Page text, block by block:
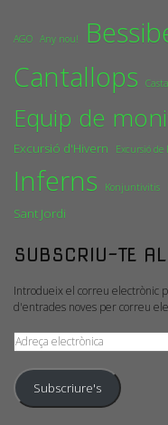
AGO Any nou!
Cantallops
Equip de
Excursió d'Hivern Excursió
Inferns Konjuntivitis
Sant Jordi
SUBSCRIU-TE
Introdueix el correu electrònic
d'entrades noves per correu
Adreça
electrònica
Subscriure's